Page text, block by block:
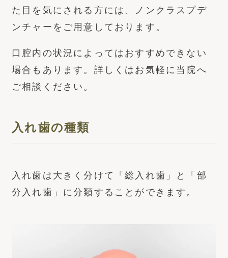
た目を気にされる方には、ノンクラスプデ
ンチャーをご用意しております。
口腔内の状況によってはおすすめできない
場合もあります。詳しくはお気軽に当院へ
ご相談ください。
入れ歯の種類
入れ歯は大きく分けて「総入れ歯」と「部
分入れ歯」に分類することができます。